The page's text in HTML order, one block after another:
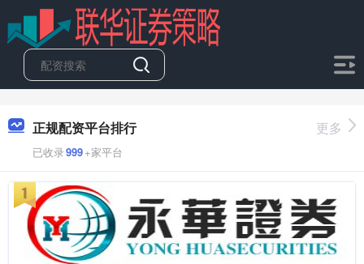
正规配资平台排行
已收录999+家平台
更多